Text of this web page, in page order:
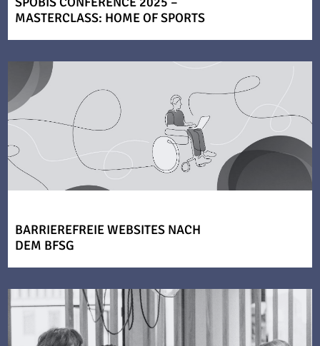
MASTERCLASS: HOME OF SPORTS
BARRIEREFREIE WEBSITES NACH
DEM BFSG